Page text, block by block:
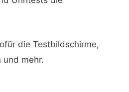
die Testbildschirme,
und mehr.